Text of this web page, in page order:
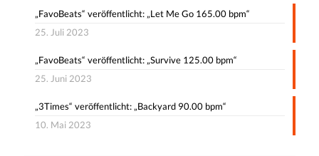
„FavoBeats“ veröffentlicht: „Let Me Go 165.00 bpm“
25. Juli 2023
„FavoBeats“ veröffentlicht: „Survive 125.00 bpm“
25. Juni 2023
„3Times“ veröffentlicht: „Backyard 90.00 bpm“
10. Mai 2023